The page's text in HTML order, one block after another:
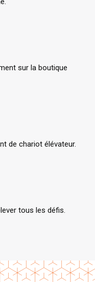
sur la boutique
de chariot élévateur.
tous les défis.